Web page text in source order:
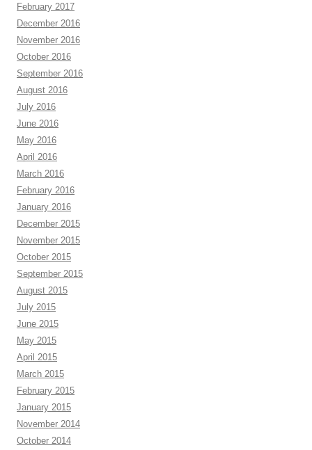
February 2017
December 2016
November 2016
October 2016
September 2016
August 2016
July 2016
June 2016
May 2016
April 2016
March 2016
February 2016
January 2016
December 2015
November 2015
October 2015
September 2015
August 2015
July 2015
June 2015
May 2015
April 2015
March 2015
February 2015
January 2015
November 2014
October 2014